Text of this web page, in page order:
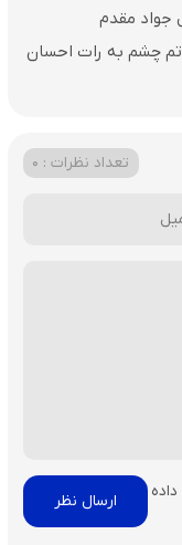
جواد مقدم
چشم به رات احسان
تعداد نظرات : 0